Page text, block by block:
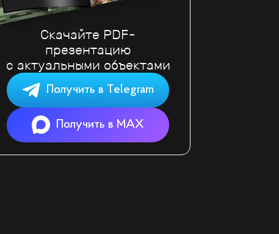
Скачайте PDF-
презентацию
с актуальными объектами
Получить в Telegram
Получить в MAX